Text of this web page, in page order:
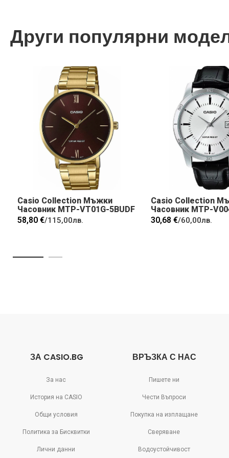
Други популярни
Casio Collection Мъжки
Часовник MTP-VT01G-5BUDF
58,80 €/115,00лв.
Casio Collection
Часовник MTP-
30,68 €/60,00лв.
ЗА CASIO.BG
За нас
История на CASIO
Общи условия
Политика за Бисквитки
Лични данни
ВРЪЗКА С НАС
Пишете ни
Чести Въпроси
Покупка на изплащане
Сверяване
Водоустойчивост